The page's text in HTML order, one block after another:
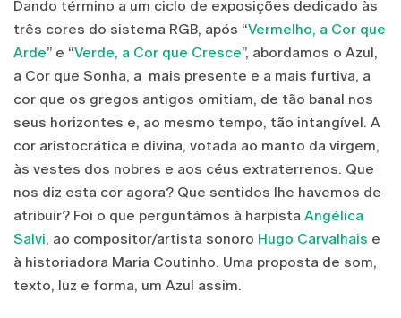
Dando término a um ciclo de exposições dedicado às
três cores do sistema RGB, após “Vermelho, a Cor que
Arde” e “Verde, a Cor que Cresce”, abordamos o Azul,
a Cor que Sonha, a mais presente e a mais furtiva, a
cor que os gregos antigos omitiam, de tão banal nos
seus horizontes e, ao mesmo tempo, tão intangível. A
cor aristocrática e divina, votada ao manto da virgem,
às vestes dos nobres e aos céus extraterrenos. Que
nos diz esta cor agora? Que sentidos lhe havemos de
atribuir? Foi o que perguntámos à harpista Angélica
Salvi, ao compositor/artista sonoro Hugo Carvalhais e
à historiadora Maria Coutinho. Uma proposta de som,
texto, luz e forma, um Azul assim.